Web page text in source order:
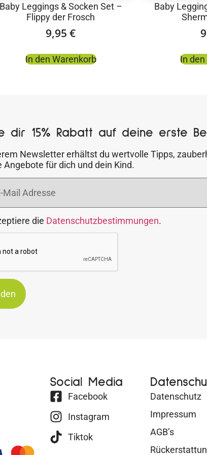
Baby Leggings & Socken Set –
Flippy der Frosch
9,95 €
In den Warenkorb
Baby
In
dir 15% Rabatt auf deine erste
Newsletter erhältst du wertvolle Tipps,
Angebote für dich und dein Kind.
die Datenschutzbestimmungen.
Social Media
Facebook
Instagram
Tiktok
Datenschutz
Impressum
AGB’s